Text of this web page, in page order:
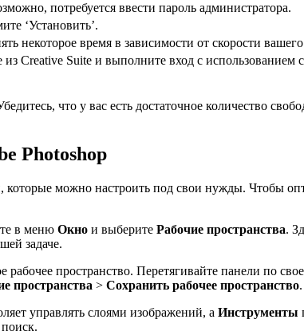
потребуется ввести пароль администратора.
‘Установить’.
некоторое время в зависимости от скорости
Creative Suite и выполните вход с использованием
что у вас есть достаточное количество
Photoshop
можно настроить под свои нужды. Чтобы
в меню Окно и выберите Рабочие пространства.
задаче.
рабочее пространство. Перетягивайте панели по
пространства > Сохранить рабочее пространство.
управлять слоями изображений, а Инструменты